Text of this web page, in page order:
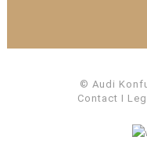
© Audi
Contact I